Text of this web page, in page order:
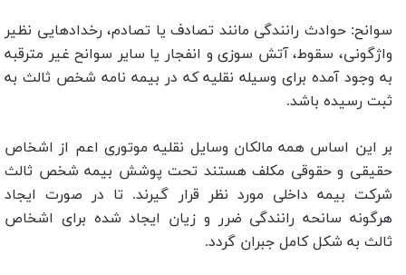
سوانح: حوادث رانندگی مانند تصادف یا تصادم، رخدادهایی نظیر
واژگونی، سقوط، آتش سوزی و انفجار یا سایر سوانح غیر مترقبه
به وجود آمده برای وسیله نقلیه که در بیمه نامه شخص ثالث به
ثبت رسیده باشد.
بر این اساس همه مالکان وسایل نقلیه موتوری اعم از اشخاص
حقیقی و حقوقی مکلف هستند تحت پوشش بیمه شخص ثالث
شرکت بیمه داخلی مورد نظر قرار گیرند. تا در صورت ایجاد
هرگونه سانحه رانندگی ضرر و زیان ایجاد شده برای اشخاص
ثالث به شکل کامل جبران گردد.